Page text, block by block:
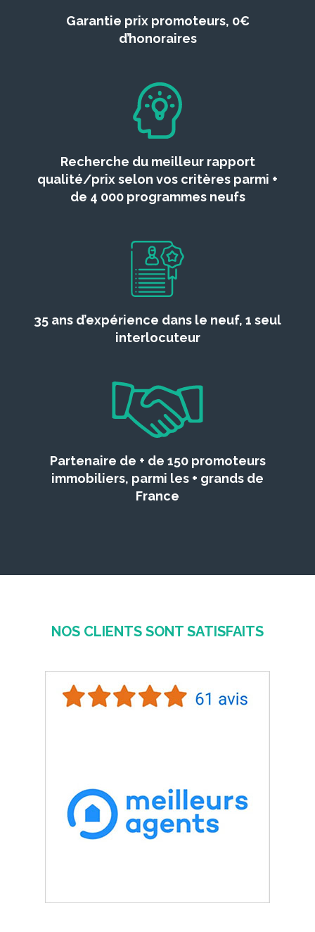
Garantie prix promoteurs, 0€
d’honoraires
Recherche du meilleur rapport
qualité/prix selon vos critères parmi +
de 4 000 programmes neufs
35 ans d’expérience dans le neuf, 1 seul
interlocuteur
Partenaire de + de 150 promoteurs
immobiliers, parmi les + grands de
France
NOS CLIENTS SONT SATISFAITS